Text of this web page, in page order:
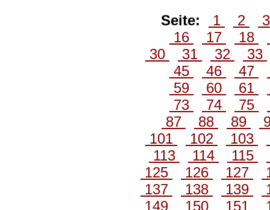
Seite: 1 2
16
17 18
30
31 32
33
45
46 47
59
60 61
73
74 75
87
88 89
101
102 103
113
114 115
125
126 127
137
138 139
149
150 151